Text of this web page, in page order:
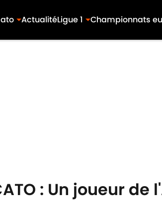
ActualitéLigue 1 Championnats
: Un joueur